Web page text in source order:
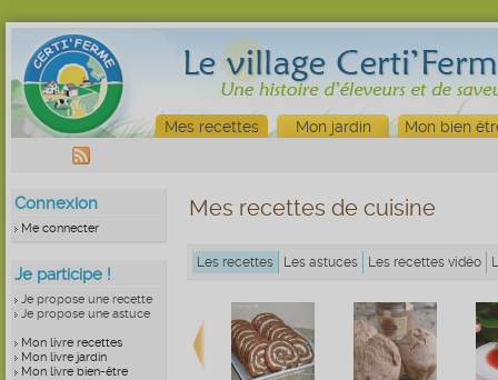
Mes recettes Mon jardin Mon bien
Connexion
Me connecter
Je participe !
Je propose une recette
Je propose une astuce
Mon livre recettes
Mon livre jardin
Mon livre bien-être
Mes recettes de cuisine
Les recettes Les astuces Les recettes vidéo